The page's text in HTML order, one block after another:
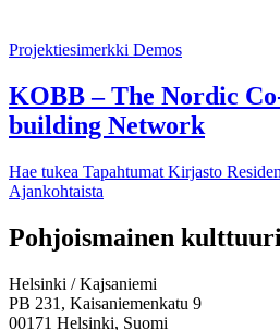
Projektiesimerkki Demos
KOBB – The Nordic
building Network
Hae tukea Tapahtumat Kirjasto
Ajankohtaista
Facebook:
Avataan
välilehteen
Instagram:
Avataan
välilehteen
TikTok:
Avataan
välilehteen
Youtube:
Avataan
välilehteen
Vimeo:
Avataan
välilehteen
Pohjoismainen
Helsinki / Kajsaniemi
PB 231, Kaisaniemenkatu 9
00171 Helsinki, Suomi